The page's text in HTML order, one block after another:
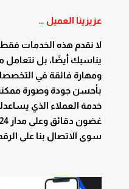
عزيزينا العميل …
لا نقدم هذه الخدمات
يناسبك أيضًا، بل نتعامل
ومهارة فائقة في
بأحسن جودة وصورة
خدمة العملاء الذي
سوى الاتصال بنا على الرقم